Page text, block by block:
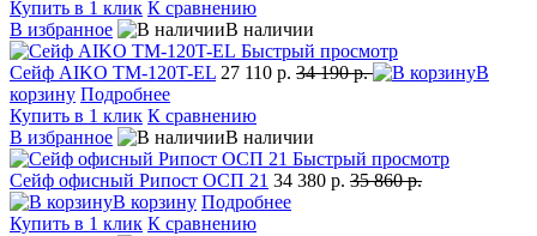
Купить в 1 клик К сравнению
В избранное
В наличии
Быстрый просмотр
Сейф AIKO TM-120T-EL 27 110 р. 34 190 р.
В
корзину Подробнее
Купить в 1 клик К сравнению
В избранное
В наличии
Быстрый просмотр
Сейф офисный Рипост ОСП 21 34 380 р. 35 860 р.
В корзину Подробнее
Купить в 1 клик К сравнению